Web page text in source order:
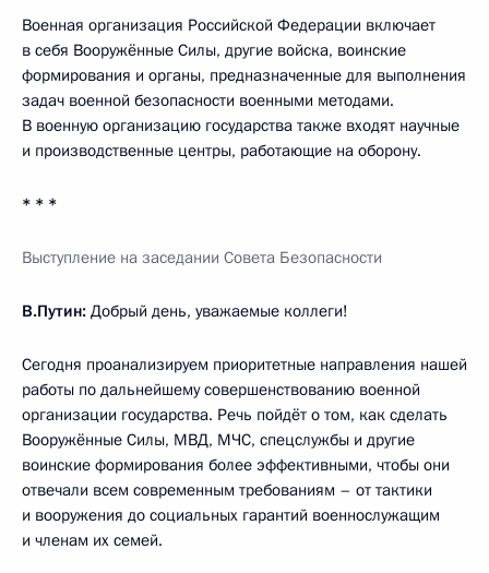
Военная организация Российской Федерации включает
в себя Вооружённые Силы, другие войска, воинские
формирования и органы, предназначенные для выполнения
задач военной безопасности военными методами.
В военную организацию государства также входят научные
и производственные центры, работающие на оборону.
* * *
Выступление на заседании Совета Безопасности
В.Путин: Добрый день, уважаемые коллеги!
Сегодня проанализируем приоритетные направления нашей
работы по дальнейшему совершенствованию военной
организации государства. Речь пойдёт о том, как сделать
Вооружённые Силы, МВД, МЧС, спецслужбы и другие
воинские формирования более эффективными, чтобы они
отвечали всем современным требованиям – от тактики
и вооружения до социальных гарантий военнослужащим
и членам их семей.